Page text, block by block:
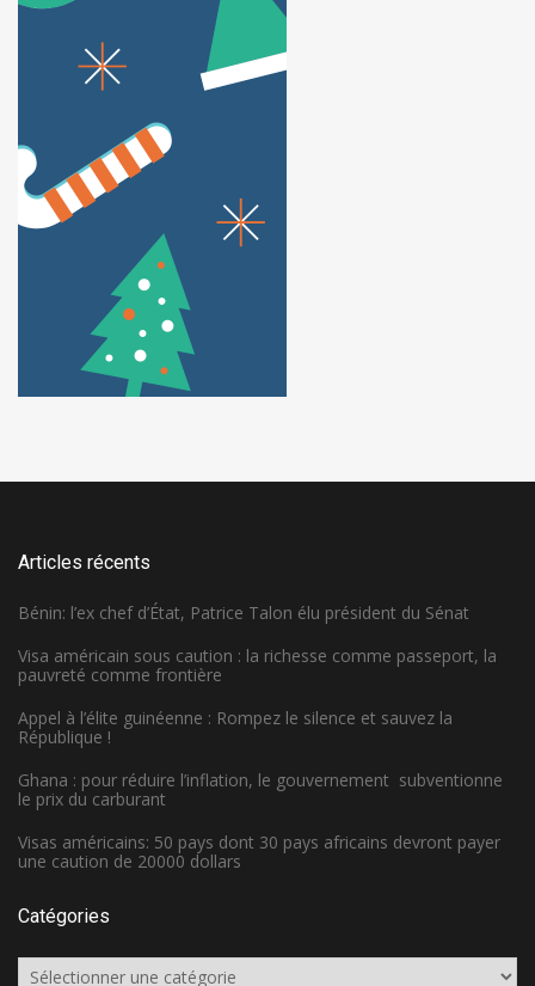
Articles récents
Bénin: l’ex chef d’État, Patrice Talon élu président du Sénat
Visa américain sous caution : la richesse comme passeport, la
pauvreté comme frontière
Appel à l’élite guinéenne : Rompez le silence et sauvez la
République !
Ghana : pour réduire l’inflation, le gouvernement subventionne
le prix du carburant
Visas américains: 50 pays dont 30 pays africains devront payer
une caution de 20000 dollars
Catégories
Catégories